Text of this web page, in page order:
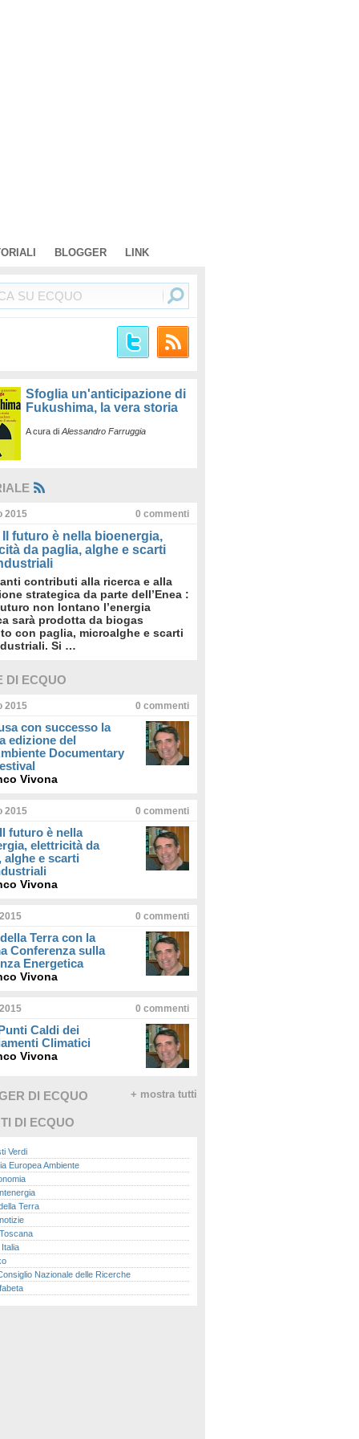
BLOGGER LINK
Sfoglia un'anticipazione di
Fukushima, la vera storia
A cura di Alessandro Farruggia
2015 0 commenti
Il futuro è nella bioenergia,
da paglia, alghe e scarti
contributi alla ricerca e alla
strategica da parte dell’Enea :
non lontano l’energia
sarà prodotta da biogas
con paglia, microalghe e scarti
Si …
DI ECQUO
2015 0 commenti
con successo la
edizione del
Documentary
Vivona
2015 0 commenti
futuro è nella
elettricità da
alghe e scarti
Vivona
0 commenti
Terra con la
Conferenza sulla
Energetica
Vivona
0 commenti
Caldi dei
Climatici
Vivona
DI ECQUO + mostra tutti
DI ECQUO
Verdi
Europea Ambiente
Terra
Nazionale delle Ricerche